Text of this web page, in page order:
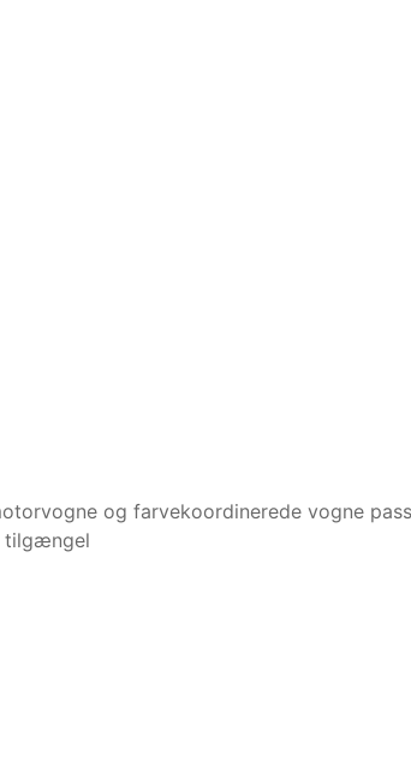
og farvekoordinerede vogne
tilgængel